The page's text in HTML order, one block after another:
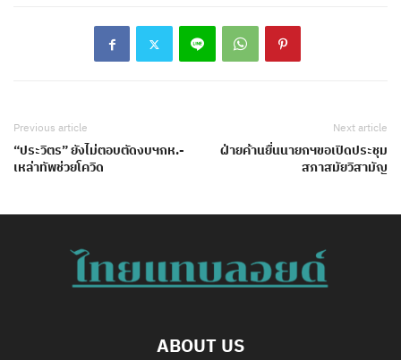
Previous article
“ประวิตร” ยังไม่ตอบตัดงบฯกห.-
เหล่าทัพช่วยโควิด
Next article
ฝ่ายค้านยื่นนายกฯขอเปิดประชุม
สภาสมัยวิสามัญ
ABOUT US